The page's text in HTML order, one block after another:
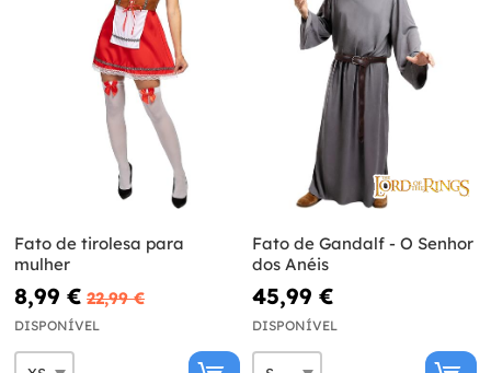
Fato de tirolesa para
mulher
8,99 € 22,99 €
DISPONÍVEL
Fato de Gandalf - O Senhor
dos Anéis
45,99 €
DISPONÍVEL